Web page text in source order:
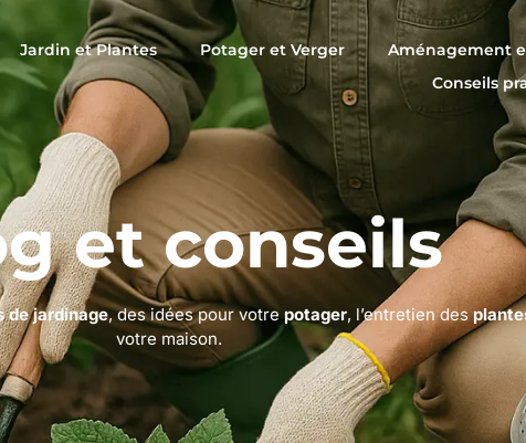
Jardin et Plantes Potager et Verger Aménagement
Conseils
et conseils
de jardinage, des idées pour votre potager, l’entretien des
votre maison.